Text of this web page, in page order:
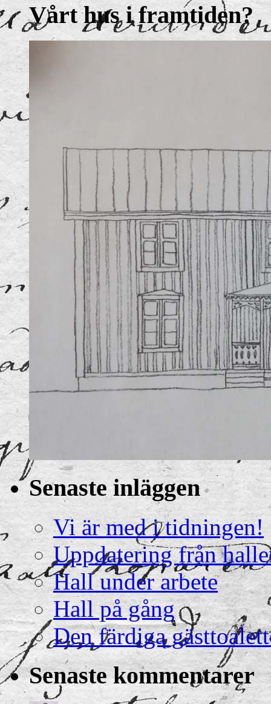
Vårt hus i framtiden?
Senaste inläggen
Vi är med i tidningen!
Uppdatering från
Hall under arbete
Hall på gång
Den färdiga
Senaste kommentarer